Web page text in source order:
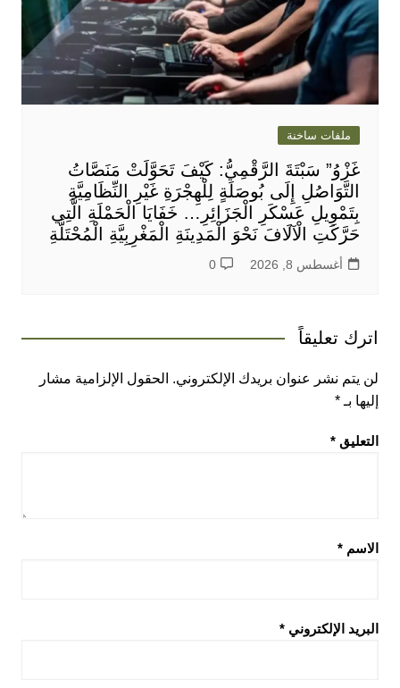
ملفات ساخنة
غَزْوُ” سَبْتَةَ الرَّقْمِيُّ: كَيْفَ تَحَوَّلَتْ مَنَصَّاتُ
التَّوَاصُلِ إِلَى بُوصَلَةٍ لِلْهِجْرَةِ غَيْرِ النِّظَامِيَّةِ
بِتَمْوِيلِ عَسْكَرِ الْجَزَائِرِ… خَفَايَا الْحَمْلَةِ الَّتِي
حَرَّكَتِ الْآلَافَ نَحْوَ الْمَدِينَةِ الْمَغْرِبِيَّةِ الْمُحْتَلَّةِ
أغسطس 8, 2026 0
اترك تعليقاً
لن يتم نشر عنوان بريدك الإلكتروني. الحقول الإلزامية مشار
إليها بـ *
التعليق *
الاسم *
البريد الإلكتروني *